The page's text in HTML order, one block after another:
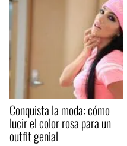
Conquista la moda: cómo
lucir el color rosa para un
outfit genial